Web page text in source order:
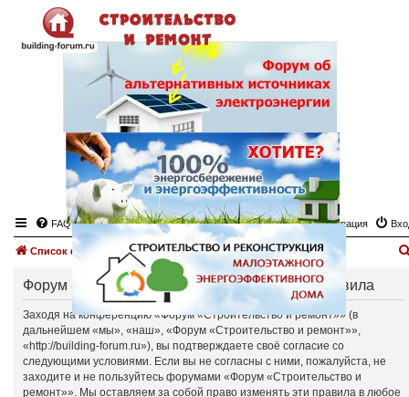
FAQ Регистрация
Список форумов
Форум «Строительство и ремонт» - Общие правила
Заходя на конференцию «Форум «Строительство и ремонт»» (в
дальнейшем «мы», «наш», «Форум «Строительство и ремонт»»,
«http://building-forum.ru»), вы подтверждаете своё согласие со
следующими условиями. Если вы не согласны с ними, пожалуйста, не
заходите и не пользуйтесь форумами «Форум «Строительство и
ремонт»». Мы оставляем за собой право изменять эти правила в любое